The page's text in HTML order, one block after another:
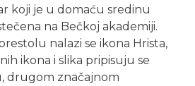
koji je u domaću sredinu
na Bečkoj akademiji.
nalazi se ikona Hrista,
ikona i slika pripisuju se
drugom značajnom